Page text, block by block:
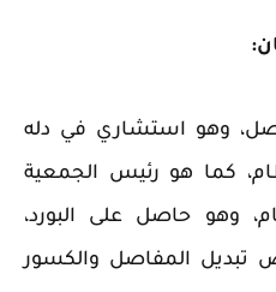
وهو استشاري في دله
كما هو رئيس الجمعية
وهو حاصل على البورد،
تبديل المفاصل والكسور